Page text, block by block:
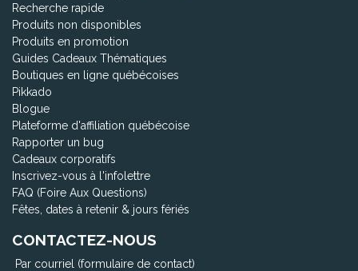
Recherche rapide
Produits non disponibles
Produits en promotion
Guides Cadeaux Thématiques
Boutiques en ligne québécoises
Pikkado
Blogue
Plateforme d'affiliation québécoise
Rapporter un bug
Cadeaux corporatifs
Inscrivez-vous à l'infolettre
FAQ (Foire Aux Questions)
Fêtes, dates à retenir & jours fériés
CONTACTEZ-NOUS
Par courriel (formulaire de contact)